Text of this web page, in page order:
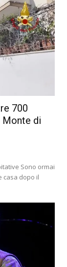
700
Monte di
Sono ormai
casa dopo il